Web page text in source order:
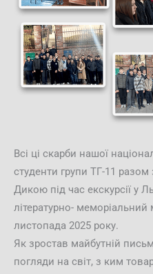
Всі ці скарби нашої
студенти групи ТГ-11
Дикою під час екскурсії у
літературно-
листопада 2025 року.
Як зростав майбутній
погляди на світ, з ким